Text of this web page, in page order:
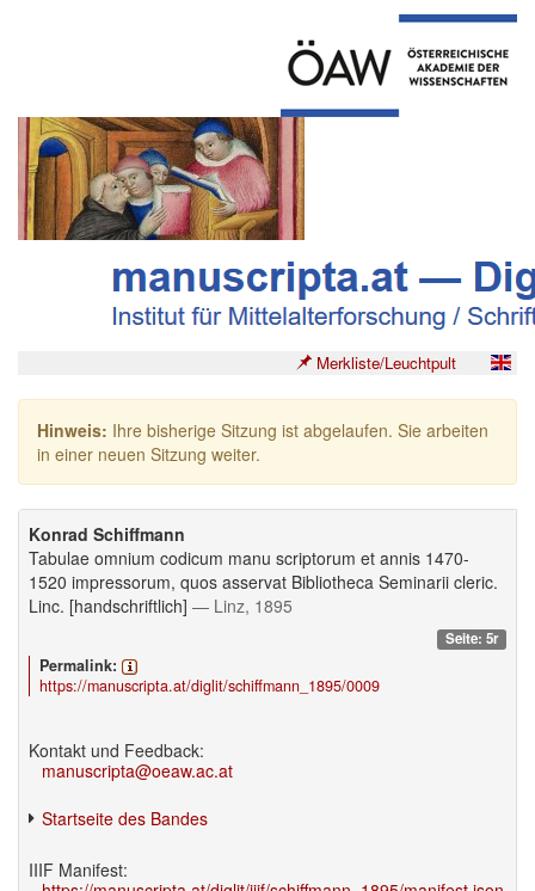
Merkliste/Leuchtpult
Hinweis: Ihre bisherige Sitzung ist abgelaufen. Sie arbeiten
in einer neuen Sitzung weiter.
Konrad Schiffmann
Tabulae omnium codicum manu scriptorum et annis 1470-
1520 impressorum, quos asservat Bibliotheca Seminarii cleric.
Linc. [handschriftlich] — Linz, 1895
Seite: 5r
Permalink:
https://manuscripta.at/diglit/schiffmann_1895/0009
Kontakt und Feedback:
manuscripta@oeaw.ac.at
Startseite des Bandes
IIIF Manifest: